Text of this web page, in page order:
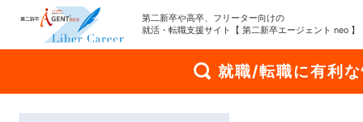
第二新卒や高卒、フリーター向けの
就活・転職支援サイト【 第二新卒エージェント neo 】
就職/転職に有利